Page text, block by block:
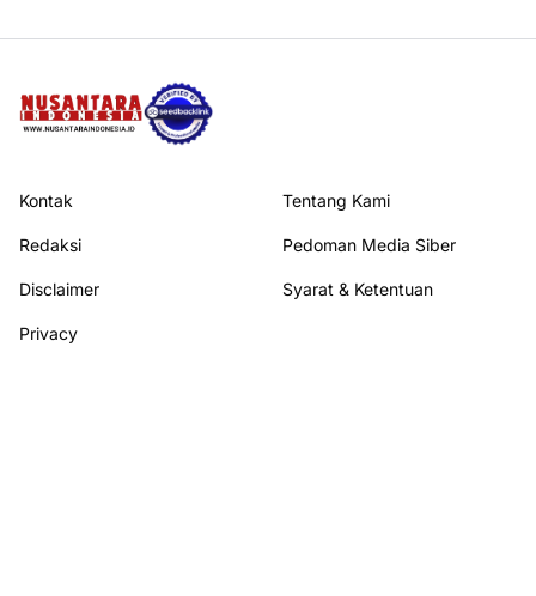
Kontak Tentang Kami
Redaksi Pedoman Media Siber
Disclaimer Syarat & Ketentuan
Privacy